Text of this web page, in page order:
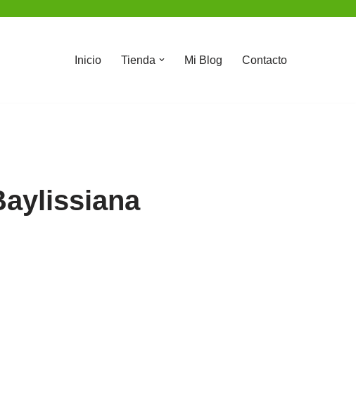
Inicio Tienda Mi Blog Contacto